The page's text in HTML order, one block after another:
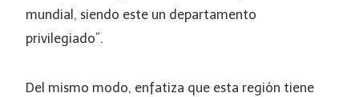
mundial, siendo este un departamento
privilegiado”.
Del mismo modo, enfatiza que esta región tiene